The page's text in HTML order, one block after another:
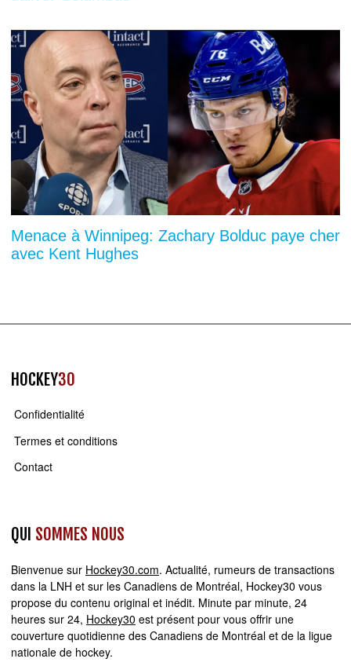
Menace à Winnipeg: Zachary Bolduc paye cher
avec Kent Hughes
HOCKEY30
Confidentialité
Termes et conditions
Contact
QUI SOMMES NOUS
Bienvenue sur Hockey30.com. Actualité, rumeurs de transactions
dans la LNH et sur les Canadiens de Montréal, Hockey30 vous
propose du contenu original et inédit. Minute par minute, 24
heures sur 24, Hockey30 est présent pour vous offrir une
couverture quotidienne des Canadiens de Montréal et de la ligue
nationale de hockey.